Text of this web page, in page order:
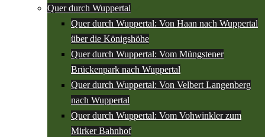
Quer durch Wuppertal
Quer durch Wuppertal: Von Haan nach Wuppertal
über die Königshöhe
Quer durch Wuppertal: Vom Müngstener
Brückenpark nach Wuppertal
Quer durch Wuppertal: Von Velbert Langenberg
nach Wuppertal
Quer durch Wuppertal: Vom Vohwinkler zum
Mirker Bahnhof